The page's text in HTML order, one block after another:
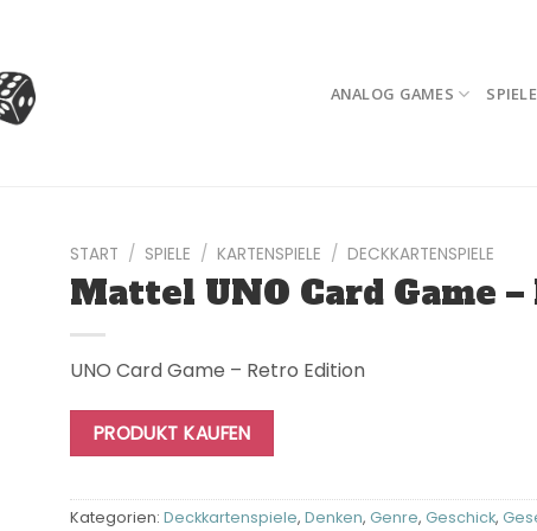
ANALOG GAMES
START / SPIELE / KARTENSPIELE / DECKKARTENSPIELE
Mattel UNO Card Game
UNO Card Game – Retro Edition
PRODUKT KAUFEN
Kategorien: Deckkartenspiele, Denken, Genre, Geschick,